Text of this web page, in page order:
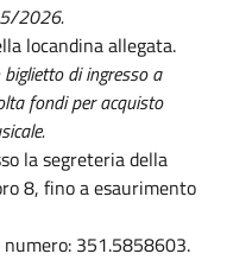
2026.
locandina allegata.
di ingresso a
fondi per acquisto
la segreteria della
8, fino a esaurimento
351.5858603.